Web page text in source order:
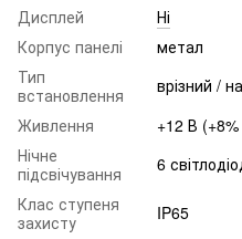
Дисплей
Ні
Корпус панелі
метал
Тип
встановлення
врізний /
Живлення
+12 В
Нічне
підсвічування
6
Клас ступеня
захисту
IP65